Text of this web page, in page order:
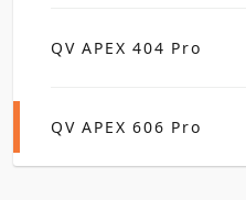
QV APEX 404 Pro
QV APEX 606 Pro